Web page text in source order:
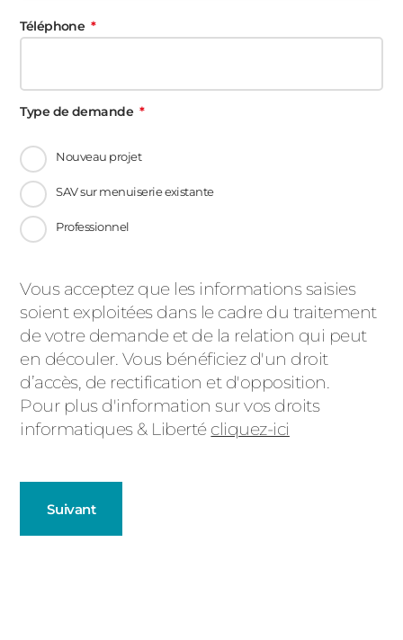
Téléphone
Type de demande
Nouveau projet
SAV sur menuiserie existante
Professionnel
Message
d'état
Vous acceptez que les informations saisies
soient exploitées dans le cadre du traitement
de votre demande et de la relation qui peut
en découler. Vous bénéficiez d'un droit
d’accès, de rectification et d'opposition.
Pour plus d'information sur vos droits
informatiques & Liberté cliquez-ici
Suivant